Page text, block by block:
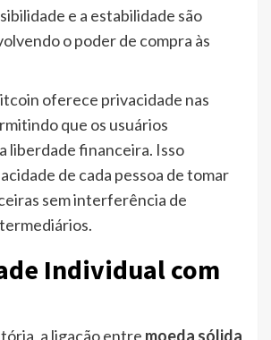
e a estabilidade são
o poder de compra às
oferece privacidade nas
que os usuários
liberdade financeira. Isso
de cada pessoa de tomar
sem interferência de
Individual com
a ligação entre moeda sólida